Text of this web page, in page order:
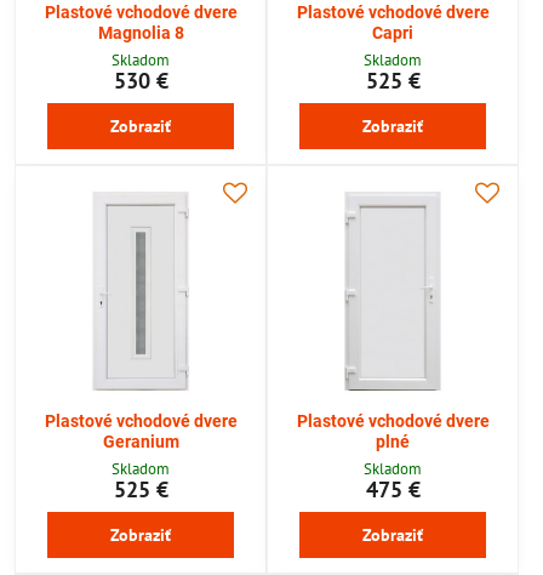
Plastové vchodové dvere
Magnolia 8
Skladom
530 €
Zobraziť
Plastové vchodové dvere
Capri
Skladom
525 €
Zobraziť
Plastové vchodové dvere
Geranium
Skladom
525 €
Zobraziť
Plastové vchodové dvere
plné
Skladom
475 €
Zobraziť